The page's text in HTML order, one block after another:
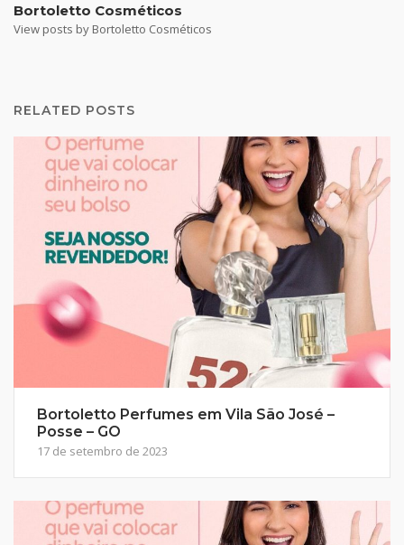
Bortoletto Cosméticos
View posts by Bortoletto Cosméticos
RELATED POSTS
Bortoletto Perfumes em Vila São José –
Posse – GO
17 de setembro de 2023